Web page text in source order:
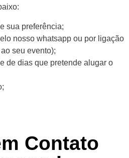
sua preferência;
nosso whatsapp ou por ligação
seu evento);
de dias que pretende alugar o
Contato